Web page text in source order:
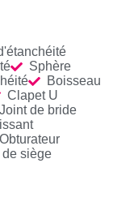
Sphère
Boisseau
Clapet U
Joint de bride
Obturateur
siège